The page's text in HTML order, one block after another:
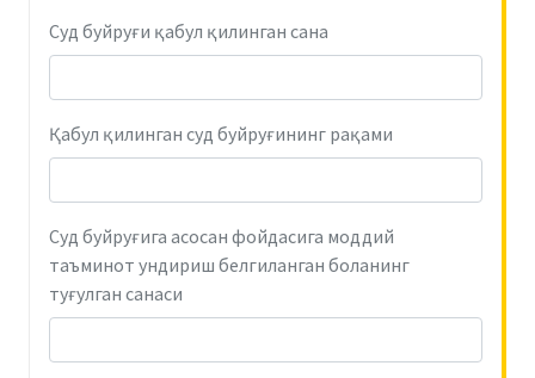
Суд буйруғи қабул қилинган сана
Қабул қилинган суд буйруғининг рақами
Суд буйруғига асосан фойдасига моддий
таъминот ундириш белгиланган боланинг
туғулган санаси